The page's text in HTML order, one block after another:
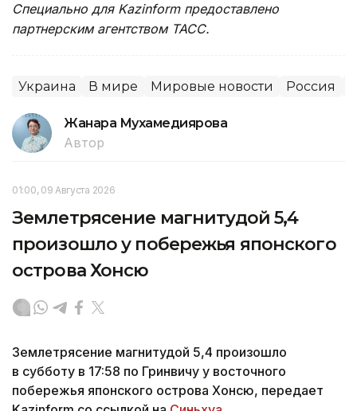
Специально для Kazinform предоставлено
партнерским агентством ТАСС.
Украина В мире Мировые новости Россия
Жанара Мухамедиярова
Автор
01:00, 09 Августа 2026
Землетрясение магнитудой 5,4
произошло у побережья японского
острова Хонсю
Землетрясение магнитудой 5,4 произошло
в субботу в 17:58 по Гринвичу у восточного
побережья японского острова Хонсю, передает